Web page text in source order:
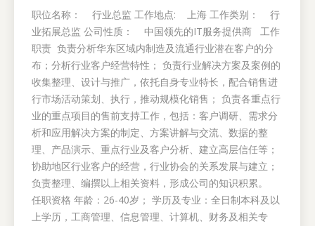
职位名称： 行业总监 工作地点: 上海 工作类别： 行
业拓展总监 公司性质： 中国领先的IT服务提供商 工作
职责 负责分析华东区域内制造及流通行业潜在客户的分
布；分析行业客户经营特性； 负责行业解决方案及案例的
收集整理、设计与推广，依托自身专业特长，配合销售进
行市场活动策划、执行，推动规模化销售； 负责各重点行
业的重点项目的售前支持工作，包括：客户调研、需求分
析和应用解决方案的制定、方案讲解与交流、数据的整
理、产品演示、重点行业及客户分析、建立高层信任等；
协助地区行业客户的经营，行业协会的关系发展与建立；
负责整理、编撰以上相关资料，形成公司的知识积累。
任职资格 年龄：26-40岁； 学历及专业：全日制本科及以
上学历，工商管理、信息管理、计算机、财务及相关专